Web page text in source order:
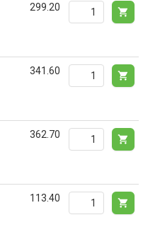
299.20
341.60
362.70
113.40